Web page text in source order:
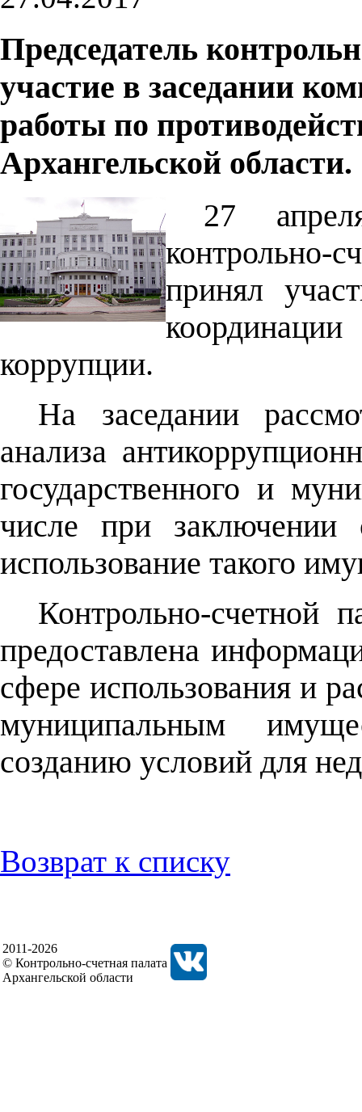
Председатель
участие в заседании
работы по
Архангельской области.
27
контрольно-
принял
коррупции.
На заседании
анализа
государственного и
числе при заключении
использование такого
Контрольно-счетной
предоставлена
сфере использования и
муниципальным
созданию условий для
Возврат к списку
2011-2026
© Контрольно-счетная палата
Архангельской области